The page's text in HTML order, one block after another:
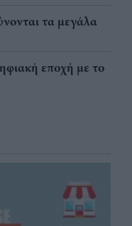
τα μεγάλα
εποχή με το